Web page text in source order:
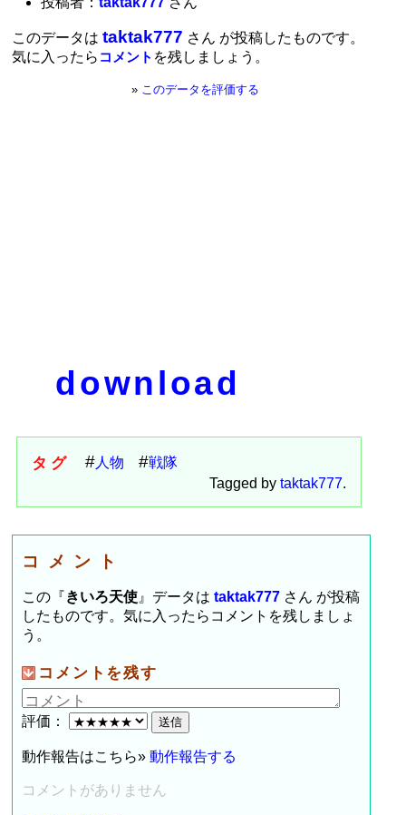
このデータはtaktak777 さん が投稿したものです。
気に入ったら コメント を残しましょう。
» このデータを評価する
download
タグ 人物
戦隊
Tagged by taktak777.
コメント
この『きいろ天使 』データはtaktak777 さん が投稿
したものです。気に入ったらコメントを残しましょ
う。
コメントを残す
評価：
動作報告はこちら»動作報告する
コメントがありません